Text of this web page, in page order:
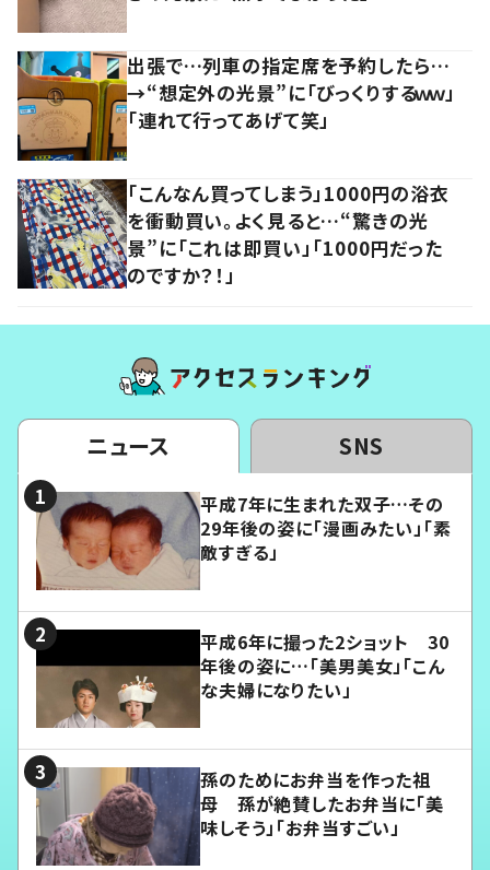
出張で…列車の指定席を予約したら…
→“想定外の光景”に「びっくりするｗｗ」
「連れて行ってあげて笑」
「こんなん買ってしまう」1000円の浴衣
を衝動買い。よく見ると…“驚きの光
景”に「これは即買い」「1000円だった
のですか？！」
ニュース SNS
平成7年に生まれた双子…その
29年後の姿に「漫画みたい」「素
敵すぎる」
平成6年に撮った2ショット 30
年後の姿に…「美男美女」「こん
な夫婦になりたい」
孫のためにお弁当を作った祖
母 孫が絶賛したお弁当に「美
味しそう」「お弁当すごい」